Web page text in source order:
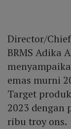
Director/
BRMS Adika
emas murni
Target
2023 dengan
ribu troy ons.